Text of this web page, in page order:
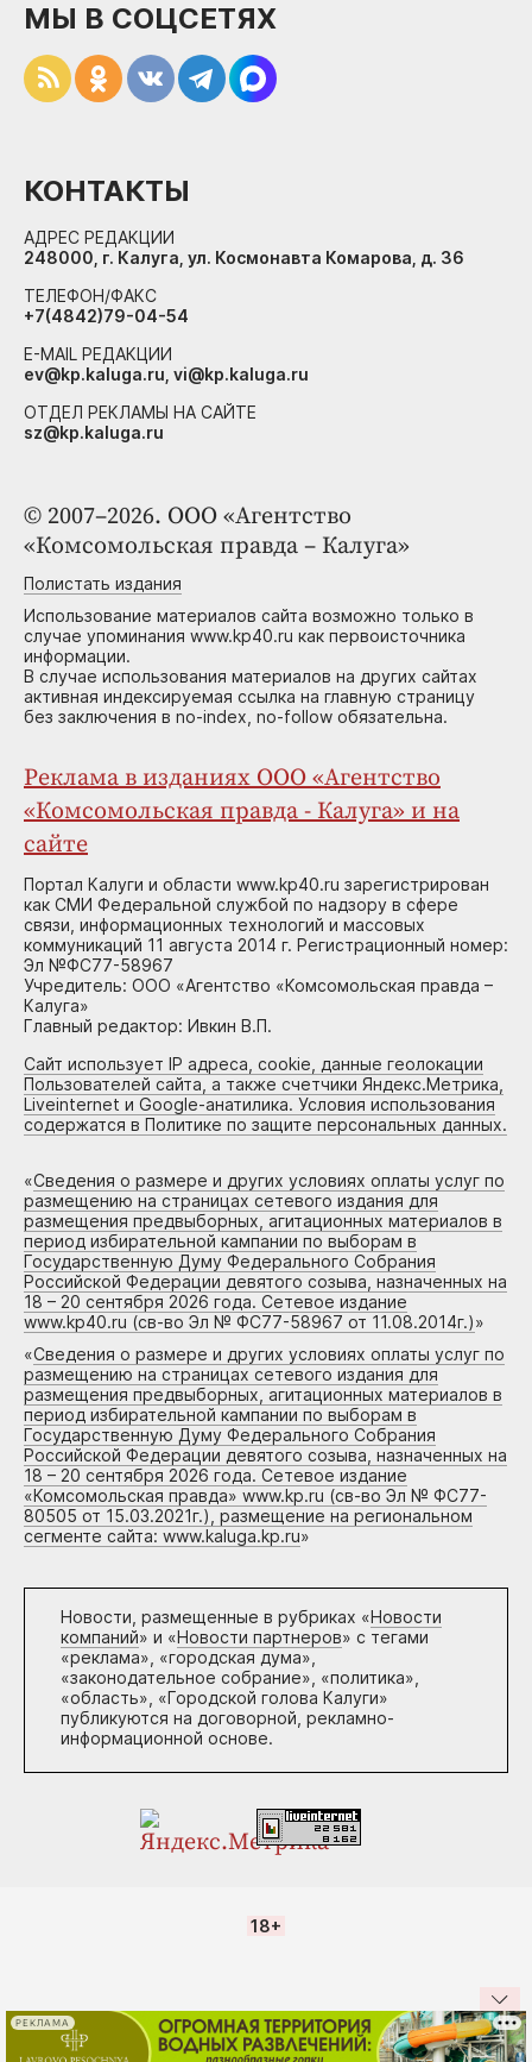
© 2007–2026. ООО «Агентство
«Комсомольская правда – Калуга»
Полистать издания
Использование материалов сайта возможно только в
случае упоминания www.kp40.ru как первоисточника
информации.
В случае использования материалов на других сайтах
активная индексируемая ссылка на главную страницу
без заключения в no-index, no-follow обязательна.
Реклама в изданиях ООО «Агентство
«Комсомольская правда - Калуга» и на
сайте
Портал Калуги и области www.kp40.ru зарегистрирован
как СМИ Федеральной службой по надзору в сфере
связи, информационных технологий и массовых
коммуникаций 11 августа 2014 г. Регистрационный номер:
Эл №ФС77-58967
Учредитель: ООО «Агентство «Комсомольская правда –
Калуга»
Главный редактор: Ивкин В.П.
Сайт использует IP адреса, cookie, данные геолокации
Пользователей сайта, а также счетчики Яндекс.Метрика,
Liveinternet и Google-анатилика. Условия использования
содержатся в Политике по защите персональных данных.
«Сведения о размере и других условиях оплаты услуг по
размещению на страницах сетевого издания для
размещения предвыборных, агитационных материалов в
период избирательной кампании по выборам в
Государственную Думу Федерального Собрания
Российской Федерации девятого созыва, назначенных на
18 – 20 сентября 2026 года. Сетевое издание
www.kp40.ru (св-во Эл № ФС77-58967 от 11.08.2014г.)»
«Сведения о размере и других условиях оплаты услуг по
размещению на страницах сетевого издания для
размещения предвыборных, агитационных материалов в
период избирательной кампании по выборам в
Государственную Думу Федерального Собрания
Российской Федерации девятого созыва, назначенных на
18 – 20 сентября 2026 года. Сетевое издание
«Комсомольская правда» www.kp.ru (св-во Эл № ФС77-
80505 от 15.03.2021г.), размещение на региональном
сегменте сайта: www.kaluga.kp.ru»
Новости, размещенные в рубриках «Новости
компаний» и «Новости партнеров» с тегами
«реклама», «городская дума»,
«законодательное собрание», «политика»,
«область», «Городской голова Калуги»
публикуются на договорной, рекламно-
информационной основе.
МЫ В СОЦСЕТЯХ
КОНТАКТЫ
АДРЕС РЕДАКЦИИ
248000, г. Калуга, ул. Космонавта Комарова, д. 36
ТЕЛЕФОН/ФАКС
+7(4842)79-04-54
E-MAIL РЕДАКЦИИ
ev@kp.kaluga.ru, vi@kp.kaluga.ru
ОТДЕЛ РЕКЛАМЫ НА САЙТЕ
sz@kp.kaluga.ru
18+
РЕКЛАМА